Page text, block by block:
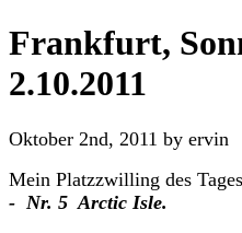
Frankfurt,
2.10.2011
Oktober 2nd, 2011 by ervin
Mein Platzzwilling des
- Nr. 5 Arctic Isle.